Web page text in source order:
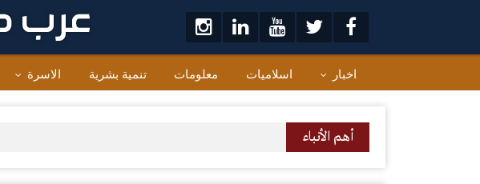
اخبار اسلاميات معلومات تنمية بشرية الاسرة
أهم الأنباء